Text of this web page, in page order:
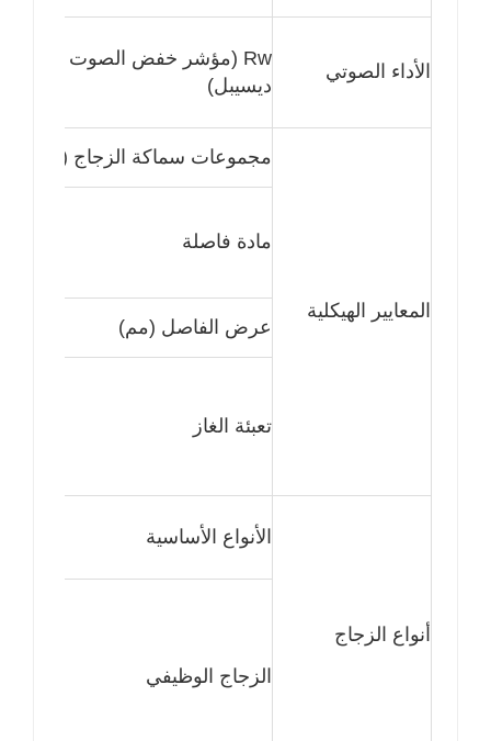
الأداء الصوتي
Rw (مؤشر خفض الصوت المرجح،
ديسيبل)
المعايير الهيكلية
مجموعات سماكة الزجاج (مم)
مادة فاصلة
عرض الفاصل (مم)
تعبئة الغاز
أنواع الزجاج
الأنواع الأساسية
الزجاج الوظيفي